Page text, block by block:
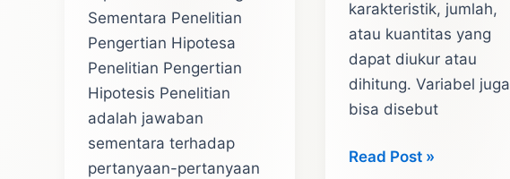
Sementara Penelitian
Pengertian Hipotesa
Penelitian Pengertian
Hipotesis Penelitian
adalah jawaban
sementara terhadap
pertanyaan-pertanyaan
karakteristik, jumlah,
atau kuantitas yang
dapat diukur atau
dihitung. Variabel juga
bisa disebut
Variabel
Read Post »